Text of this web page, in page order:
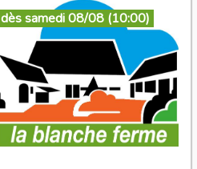
dès samedi 08/08 (10:00)